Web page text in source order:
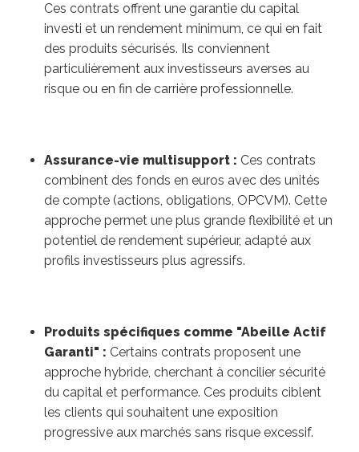
Ces contrats offrent une garantie du capital
investi et un rendement minimum, ce qui en fait
des produits sécurisés. Ils conviennent
particulièrement aux investisseurs averses au
risque ou en fin de carrière professionnelle.
Assurance-vie multisupport : Ces contrats
combinent des fonds en euros avec des unités
de compte (actions, obligations, OPCVM). Cette
approche permet une plus grande flexibilité et un
potentiel de rendement supérieur, adapté aux
profils investisseurs plus agressifs.
Produits spécifiques comme "Abeille Actif
Garanti" : Certains contrats proposent une
approche hybride, cherchant à concilier sécurité
du capital et performance. Ces produits ciblent
les clients qui souhaitent une exposition
progressive aux marchés sans risque excessif.